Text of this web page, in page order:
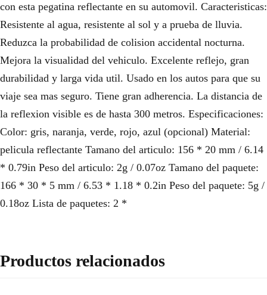
con esta pegatina reflectante en su automovil. Caracteristicas:
Resistente al agua, resistente al sol y a prueba de lluvia.
Reduzca la probabilidad de colision accidental nocturna.
Mejora la visualidad del vehiculo. Excelente reflejo, gran
durabilidad y larga vida util. Usado en los autos para que su
viaje sea mas seguro. Tiene gran adherencia. La distancia de
la reflexion visible es de hasta 300 metros. Especificaciones:
Color: gris, naranja, verde, rojo, azul (opcional) Material:
pelicula reflectante Tamano del articulo: 156 * 20 mm / 6.14
* 0.79in Peso del articulo: 2g / 0.07oz Tamano del paquete:
166 * 30 * 5 mm / 6.53 * 1.18 * 0.2in Peso del paquete: 5g /
0.18oz Lista de paquetes: 2 *
Productos relacionados